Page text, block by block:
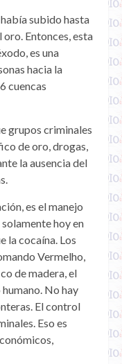
subido hasta
Entonces, esta
es una
hacia la
cuencas
grupos criminales
de oro, drogas,
la ausencia del
es el manejo
hoy en
la cocaína. Los
Vermelho,
de madera, el
No hay
El control
Eso es